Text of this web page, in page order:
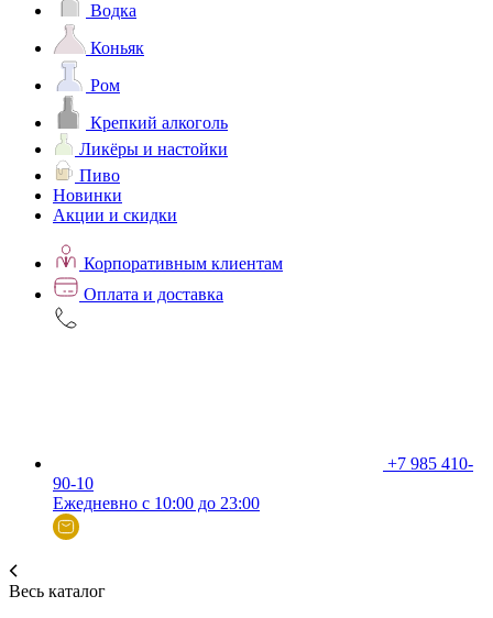
Водка
Коньяк
Ром
Крепкий алкоголь
Ликёры и настойки
Пиво
Новинки
Акции и скидки
Корпоративным клиентам
Оплата и доставка
+7 985 410-
90-10
Ежедневно с 10:00 до 23:00
Весь каталог